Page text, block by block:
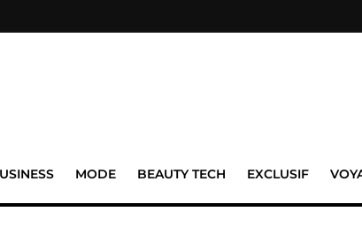
MODE BEAUTY TECH EXCLUSIF